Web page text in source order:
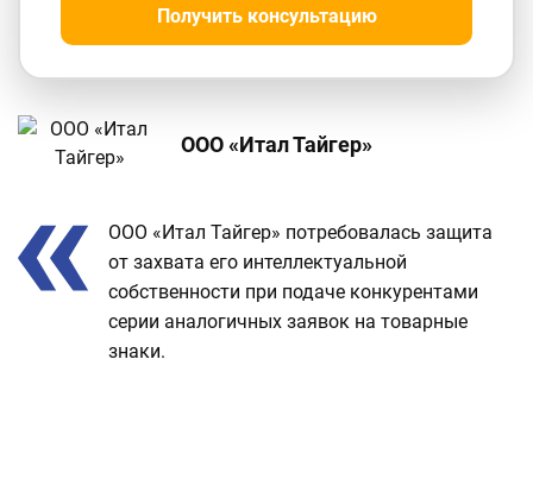
Получить консультацию
ООО «Итал Тайгер»
Отзыв
о
проекте
ООО «Итал Тайгер» потребовалась защита
от захвата его интеллектуальной
собственности при подаче конкурентами
серии аналогичных заявок на товарные
знаки.